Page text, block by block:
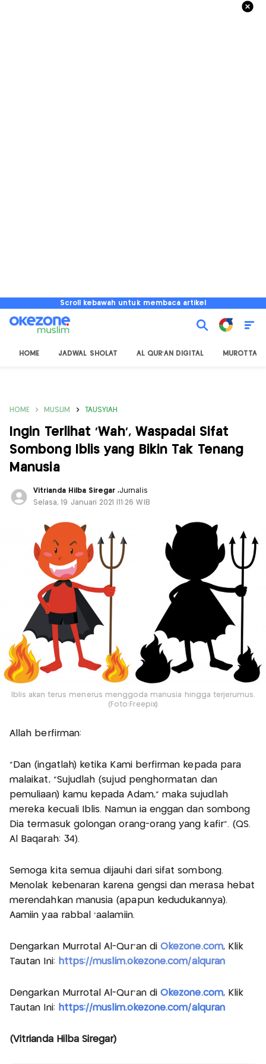
Scroll kebawah untuk membaca artikel
HOME JADWAL SHOLAT AL QUR'AN DIGITAL MUROTTAL
HOME MUSLIM TAUSYIAH
Ingin Terlihat 'Wah', Waspadai Sifat
Sombong Iblis yang Bikin Tak Tenang
Manusia
Vitrianda Hilba Siregar,Jurnalis
Selasa, 19 Januari 2021 |11:26 WIB
Iblis akan terus menerus menggoda manusia hingga terjerumus.
(Foto:Freepix)
Allah berfirman:
“Dan (ingatlah) ketika Kami berfirman kepada para
malaikat, “Sujudlah (sujud penghormatan dan
pemuliaan) kamu kepada Adam,” maka sujudlah
mereka kecuali Iblis. Namun ia enggan dan sombong
Dia termasuk golongan orang-orang yang kafir”. (QS.
Al Baqarah: 34).
Semoga kita semua dijauhi dari sifat sombong.
Menolak kebenaran karena gengsi dan merasa hebat
merendahkan manusia (apapun kedudukannya).
Aamiin yaa rabbal 'aalamiin.
Dengarkan Murrotal Al-Qur'an diOkezone.com, Klik
Tautan Ini: https://muslim.okezone.com/alquran
Dengarkan Murrotal Al-Qur'an diOkezone.com, Klik
Tautan Ini: https://muslim.okezone.com/alquran
(Vitrianda Hilba Siregar)